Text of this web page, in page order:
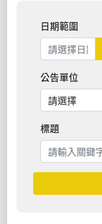
日期範圍
公告單位
標題
搜尋